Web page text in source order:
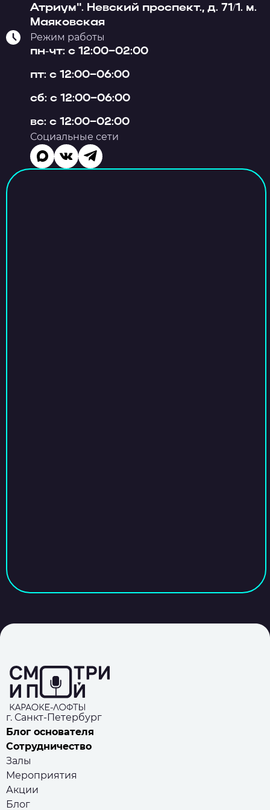
Атриум". Невский проспект., д. 71/1. м.
Маяковская
Режим работы
пн-чт: с 12:00–02:00
пт: с 12:00–06:00
сб: с 12:00–06:00
вс: с 12:00–02:00
Социальные сети
г. Санкт-Петербург
Блог основателя
Сотрудничество
Залы
Мероприятия
Акции
Блог